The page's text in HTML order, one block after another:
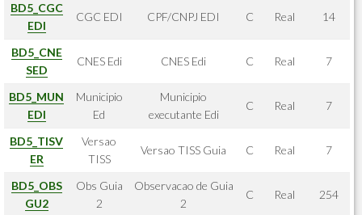
BD5_CGC
EDI
CGC EDI CPF/CNPJ EDI C Real 14
BD5_CNE
SED
CNES Edi CNES Edi C Real 7
BD5_MUN
EDI
Municipio
Ed
Municipio
executante Edi
C Real 7
BD5_TISV
ER
Versao
TISS
Versao TISS Guia C Real 7
BD5_OBS
GU2
Obs Guia
2
Observacao de Guia
2
C Real 254